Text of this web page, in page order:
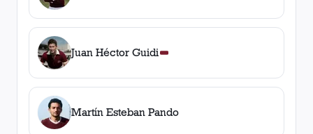
Juan Héctor Guidi
Martín Esteban Pando